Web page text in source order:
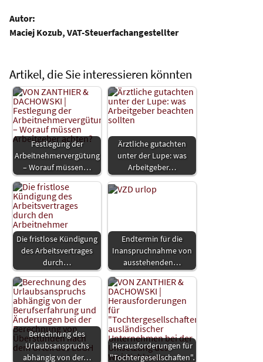
Autor:
Maciej Kozub, VAT-Steuerfachangestellter
Artikel, die Sie interessieren könnten
Festlegung der
Arbeitnehmervergütung
– Worauf müssen…
Ärztliche gutachten
unter der Lupe: was
Arbeitgeber…
Die fristlose Kündigung
des Arbeitsvertrages
durch…
Endtermin für die
Inanspruchnahme von
ausstehenden…
Berechnung des
Urlaubsanspruchs
abhängig von der…
Herausforderungen für
"Tochtergesellschaften"…